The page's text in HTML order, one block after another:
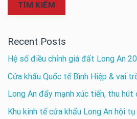
TÌM KIẾM
Recent Posts
Hệ số điều chỉnh giá đất Long An
Cửa khẩu Quốc tế Bình Hiệp & vai
Long An đẩy mạnh xúc tiến, thu
Khu kinh tế cửa khẩu Long An hội